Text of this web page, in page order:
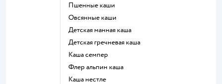
Пшенные каши
овсянные каши
детская манная каша
детская гречневая каша
каша семпер
флер альпин каша
каша нестле